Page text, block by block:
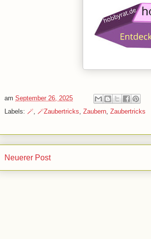
am September 26, 2025
Labels: 🪄 🪄Zaubertricks Zaubern Zaubertricks
Neuerer Post